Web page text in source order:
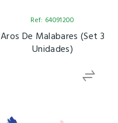
Ref: 64091200
Aros De Malabares (Set 3
Unidades)